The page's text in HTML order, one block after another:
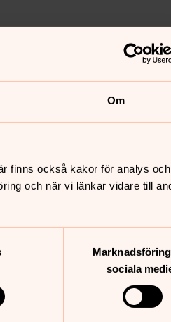
Om
finns också kakor för analys
och när vi länkar vidare till
sociala